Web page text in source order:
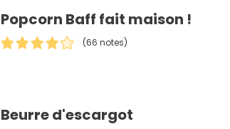
Popcorn Baff fait maison !
(66 notes)
Beurre d'escargot